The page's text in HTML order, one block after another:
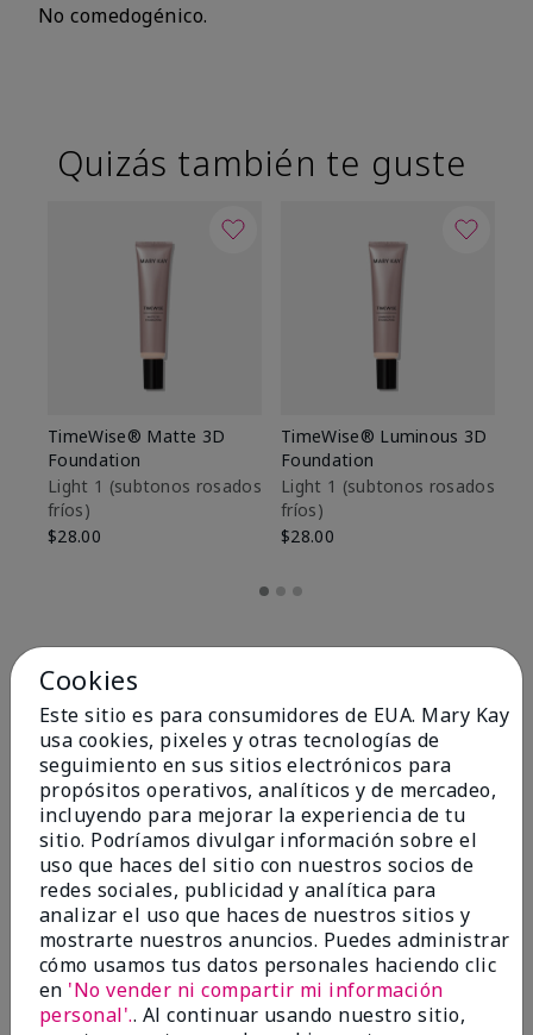
No comedogénico.
Quizás también te guste
TimeWise® Matte 3D
Foundation
Light 1​ (subtonos rosados
fríos)
$28.00
TimeWise® Luminous 3D
Foundation
Light 1​ (subtonos rosados
fríos)
$28.00
OPINIONES
4.8
Cookies
Este sitio es para consumidores de EUA. Mary Kay
usa cookies, pixeles y otras tecnologías de
seguimiento en sus sitios electrónicos para
propósitos operativos, analíticos y de mercadeo,
incluyendo para mejorar la experiencia de tu
sitio. Podríamos divulgar información sobre el
uso que haces del sitio con nuestros socios de
redes sociales, publicidad y analítica para
analizar el uso que haces de nuestros sitios y
mostrarte nuestros anuncios. Puedes administrar
cómo usamos tus datos personales haciendo clic
en 'No vender ni compartir mi información
personal'.. Al continuar usando nuestro sitio,